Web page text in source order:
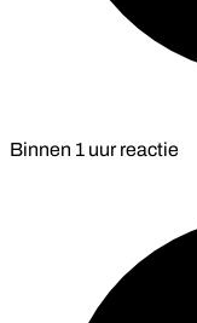
Binnen 1 uurreactie